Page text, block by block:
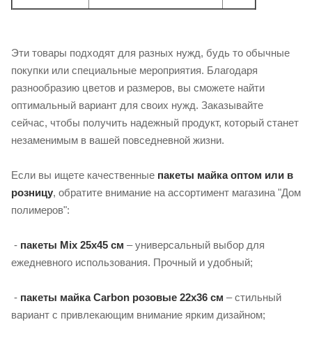
Эти товары подходят для разных нужд, будь то обычные
покупки или специальные мероприятия. Благодаря
разнообразию цветов и размеров, вы сможете найти
оптимальный вариант для своих нужд. Заказывайте
сейчас, чтобы получить надежный продукт, который станет
незаменимым в вашей повседневной жизни.
Если вы ищете качественные пакеты майка оптом или в
розницу, обратите внимание на ассортимент магазина "Дом
полимеров":
- пакеты Mix 25х45 см – универсальный выбор для
ежедневного использования. Прочный и удобный;
- пакеты майка Carbon розовые 22х36 см – стильный
вариант с привлекающим внимание ярким дизайном;